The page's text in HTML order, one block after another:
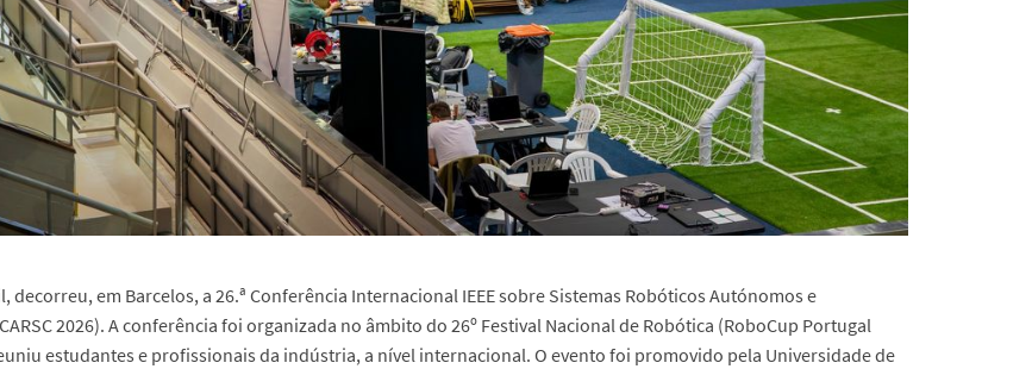
decorreu, em Barcelos, a 26.ª Conferência Internacional IEEE sobre Sistemas Robóticos Autónomos e
2026). A conferência foi organizada no âmbito do 26º Festival Nacional de Robótica (RoboCup Portugal
estudantes e profissionais da indústria, a nível internacional. O evento foi promovido pela Universidade de